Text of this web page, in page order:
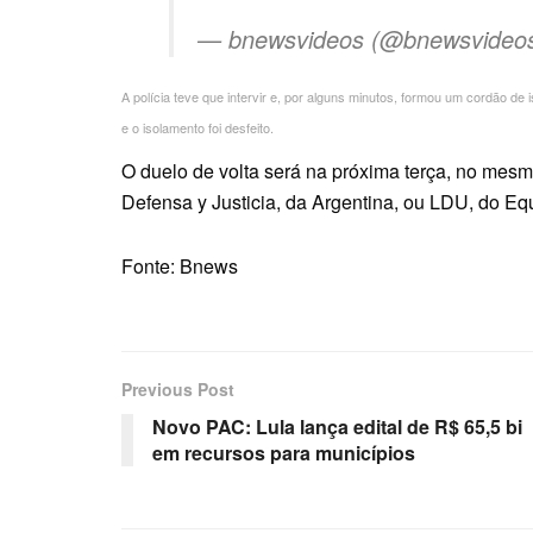
— bnewsvideos
A polícia teve que intervir e, por alguns minutos, formou um cordão
e o isolamento foi desfeito.
O duelo de volta será na próxima terça, no
Defensa y Justicia, da Argentina, ou LDU, do
Fonte: Bnews
Previous Post
Novo PAC: Lula lança edital de R$ 65,5 bi
em recursos para municípios